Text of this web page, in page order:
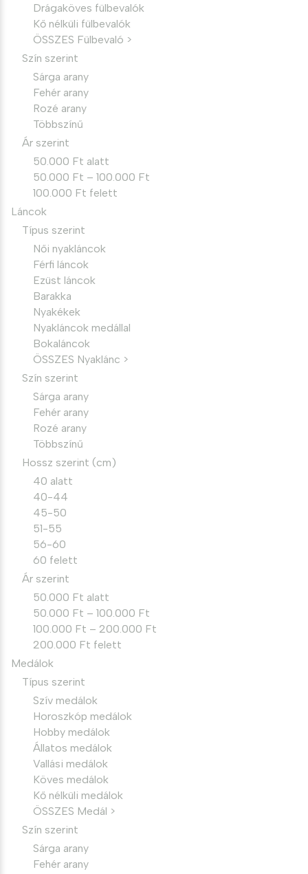
Drágaköves fülbevalók
Kő nélküli fülbevalók
ÖSSZES Fülbevaló >
Szín szerint
Sárga arany
Fehér arany
Rozé arany
Többszínű
Ár szerint
50.000 Ft alatt
50.000 Ft – 100.000 Ft
100.000 Ft felett
Láncok
Típus szerint
Női nyakláncok
Férfi láncok
Ezüst láncok
Barakka
Nyakékek
Nyakláncok medállal
Bokaláncok
ÖSSZES Nyaklánc >
Szín szerint
Sárga arany
Fehér arany
Rozé arany
Többszínű
Hossz szerint (cm)
40 alatt
40-44
45-50
51-55
56-60
60 felett
Ár szerint
50.000 Ft alatt
50.000 Ft – 100.000 Ft
100.000 Ft – 200.000 Ft
200.000 Ft felett
Medálok
Típus szerint
Szív medálok
Horoszkóp medálok
Hobby medálok
Állatos medálok
Vallási medálok
Köves medálok
Kő nélküli medálok
ÖSSZES Medál >
Szín szerint
Sárga arany
Fehér arany